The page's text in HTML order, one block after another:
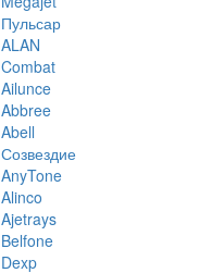
Пульсар
ALAN
Combat
Ailunce
Abbree
Abell
Созвездие
AnyTone
Alinco
Ajetrays
Belfone
Dexp